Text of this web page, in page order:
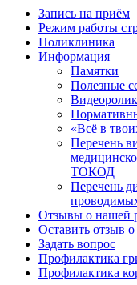
Запись на приём
Режим работы
Поликлиника
Информация
Памятки
Полезные
«Всё в
Перечень
ТОКОД
Перечень
Отзывы о нашей
Оставить отзыв о
Задать вопрос
Профилактика
Профилактика